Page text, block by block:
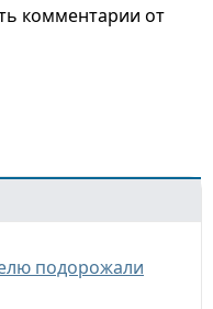
комментарии от
подорожали